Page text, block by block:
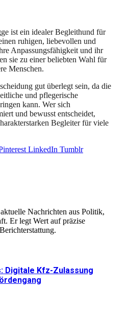
ist ein idealer Begleithund für
ruhigen, liebevollen und
Anpassungsfähigkeit und ihr
sie zu einer beliebten Wahl für
Menschen.
gut überlegt sein, da die
und pflegerische
kann. Wer sich
und bewusst entscheidet,
Begleiter für viele
LinkedIn Tumblr
Nachrichten aus Politik,
Er legt Wert auf präzise
Digitale Kfz-Zulassung